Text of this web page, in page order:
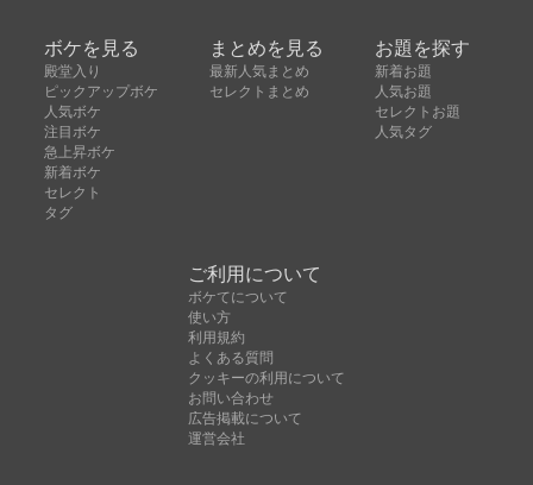
ボケを見る
殿堂入り
ピックアップボケ
人気ボケ
注目ボケ
急上昇ボケ
新着ボケ
セレクト
タグ
まとめを見る
最新人気まとめ
セレクトまとめ
お題を探す
新着お題
人気お題
セレクトお題
人気タグ
ご利用について
ボケてについて
使い方
利用規約
よくある質問
クッキーの利用について
お問い合わせ
広告掲載について
運営会社